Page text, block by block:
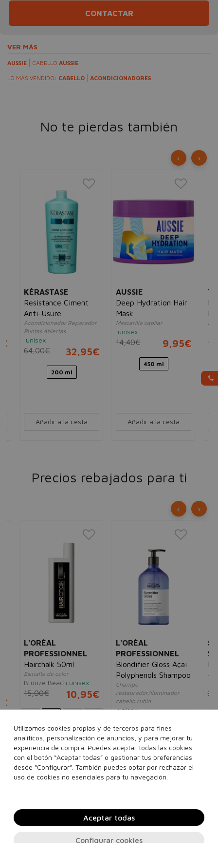
CONTACTAR
VER MÁS
AUSSIE CABELLO AUSSIE
LO MÁS VENDIDO: CABELLO ACONDICIONADORES
No te pierdas también
KÉRASTASE
Resistance Ciment
Anti-Usure
Acondicionador Reparador
Puntas Abiertas
unisex
64,00€ 32,95€
200 ml
Añadir a la cesta
AUSSIE
Deep Hydration Hair
Mask
Mascarilla capilar
unisex
14,40€ 9,95€
450 ml
Añadir a la cesta
‹ ›
Precios rebajados para ti
L'ORÉAL
PROFESSIONNEL
Hairchalk 50ml
Esmalte de color
Bronze Beach unisex
15,00€ 10,95€
Añadir a la cesta
L'ORÉAL
PROFESSIONNEL
Blondifier Gloss Açai
Polyphenols Shampoo
Champú
restaurador/iluminador
cabello rubio
unisex
300 ml 500 ml
1500 ml
Añadir a la cesta
‹ ›
Utilizamos cookies propias y de terceros para fines
analíticos, personalización de anuncios, y para mejorar tu
experiencia de compra. Puedes aceptar todas las cookies
con el botón “Aceptar todas” o gestionar tus preferencias
desde “Configurar”. También puedes optar por rechazar el
uso de cookies no esenciales para tu navegación.
Configurar cookies
Aceptar todas